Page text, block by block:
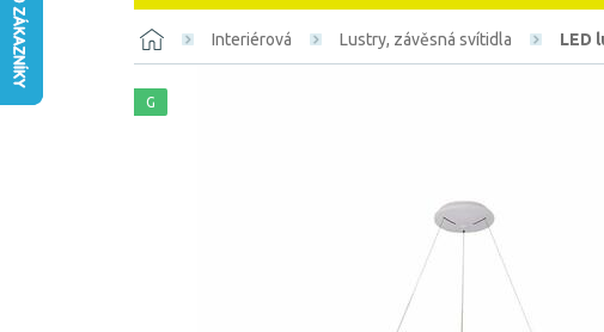
Interiérová Lustry, závěsná svítidla LED
G